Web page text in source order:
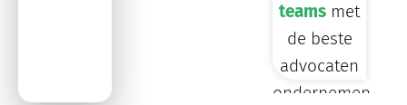
teams met
de beste
advocaten
ondernemen